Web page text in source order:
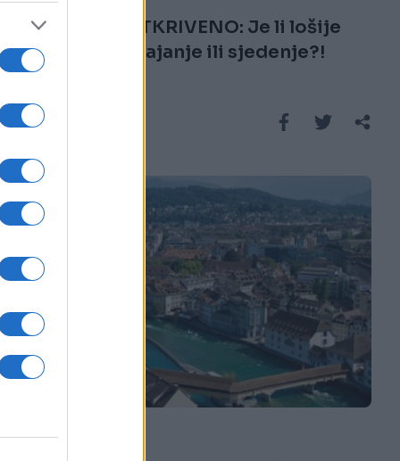
KONAČNO OTKRIVENO: Je li lošije
dugotrajno stajanje ili sjedenje?!
Saznaj više
04.09.17. 09:32